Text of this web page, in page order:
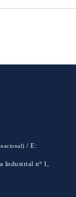
/E:
Industrial nº 1,